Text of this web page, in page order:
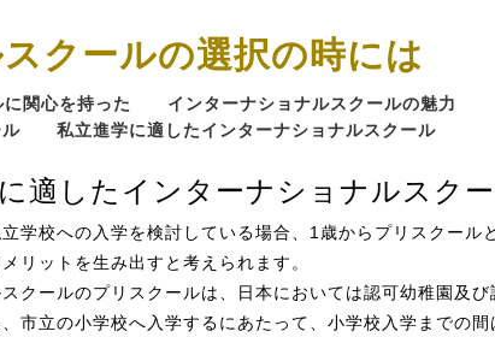
クールの選択の時には
関心を持った
インターナショナルスクールの魅力
私立進学に適したインターナショナルスクール
適したインターナショナルスク
学校への入学を検討している場合、1歳からプリスクール
リットを生み出すと考えられます。
クールのプリスクールは、日本においては認可幼稚園及
市立の小学校へ入学するにあたって、小学校入学までの